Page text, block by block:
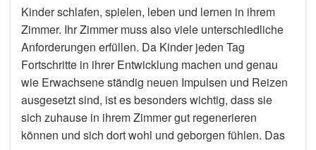
Kinder schlafen, spielen, leben und lernen in ihrem
Zimmer. Ihr Zimmer muss also viele unterschiedliche
Anforderungen erfüllen. Da Kinder jeden Tag
Fortschritte in ihrer Entwicklung machen und genau
wie Erwachsene ständig neuen Impulsen und Reizen
ausgesetzt sind, ist es besonders wichtig, dass sie
sich zuhause in ihrem Zimmer gut regenerieren
können und sich dort wohl und geborgen fühlen. Das